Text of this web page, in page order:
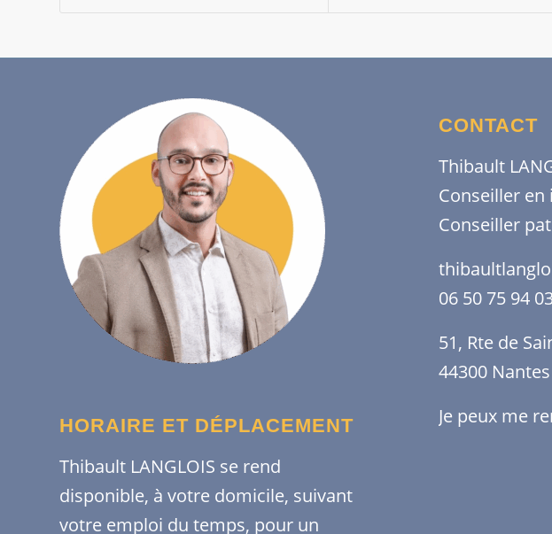
HORAIRE ET DÉPLACEMENT
Thibault LANGLOIS se rend
disponible, à votre domicile, suivant
votre emploi du temps, pour un
CONTACT
Thibault
Conseiller
Conseiller
06 50 75 94
51, Rte de
44300 Nantes
Je peux me